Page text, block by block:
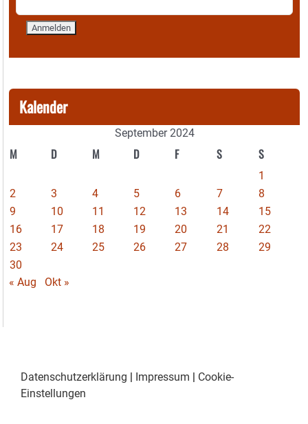
Kalender
September 2024
M D M D F S S
1
2
3 4 5 6 7
8
9
10 11 12 13 14
15
16
17 18 19 20 21
22
23
24 25 26 27 28
29
30
« Aug
Okt »
Datenschutzerklärung | Impressum | Cookie-
Einstellungen